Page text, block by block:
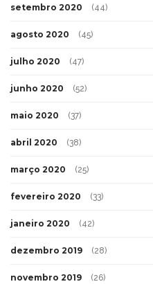
setembro 2020 (44)
agosto 2020 (45)
julho 2020 (47)
junho 2020 (52)
maio 2020 (37)
abril 2020 (38)
março 2020 (25)
fevereiro 2020 (33)
janeiro 2020 (42)
dezembro 2019 (28)
novembro 2019 (26)